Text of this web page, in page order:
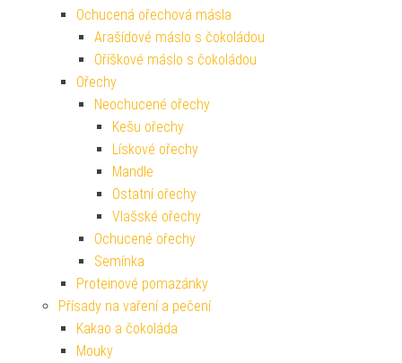
Ochucená ořechová másla
Arašídové máslo s čokoládou
Oříškové máslo s čokoládou
Ořechy
Neochucené ořechy
Kešu ořechy
Lískové ořechy
Mandle
Ostatní ořechy
Vlašské ořechy
Ochucené ořechy
Semínka
Proteinové pomazánky
Přísady na vaření a pečení
Kakao a čokoláda
Mouky